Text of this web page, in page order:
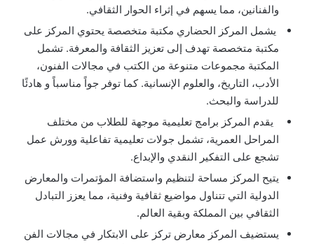
والفنانين، مما يسهم في إثراء الحوار الثقافي.
يشمل المركز الحضاري مكتبة متخصصة يحتوي المركز على
مكتبة متخصصة تهدف إلى تعزيز الثقافة والمعرفة. تشمل
المكتبة مجموعات متنوعة من الكتب في مجالات الفنون،
الأدب، التاريخ، والعلوم الإنسانية. كما توفر جواً مناسباً و هادئًا
للدراسة والبحث.
يقدم المركز برامج تعليمية موجهة للطلاب من مختلف
المراحل العمرية، تشمل جولات تعليمية تفاعلية وورش عمل
تشجع على التفكير النقدي والإبداع.
يتيح المركز مساحة لتنظيم واستضافة المؤتمرات والمعارض
الدولية التي تتناول مواضيع ثقافية وفنية، مما يعزز التبادل
الثقافي بين المملكة وبقية العالم.
يستضيف المركز معارض تركز على الابتكار في مجالات الفن